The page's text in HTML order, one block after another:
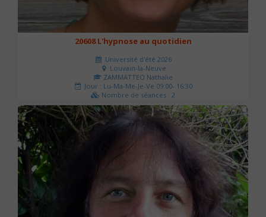
20608 L'hypnose au quotidien
Université d'été 2026
Louvain-la-Neuve
ZAMMATTEO Nathalie
Jour : Lu-Ma-Me-Je-Ve 09:00- 16:30
Nombre de séances : 2
140 €